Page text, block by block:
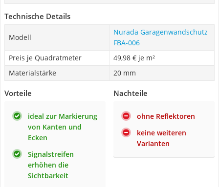
Technische Details
Modell
Nurada Garagenwandschutz
FBA-006
Preis je Quadratmeter
49,98 € je m²
Materialstärke
20 mm
Vorteile
ideal zur Markierung
von Kanten und
Ecken
Signalstreifen
erhöhen die
Sichtbarkeit
Nachteile
ohne Reflektoren
keine weiteren
Varianten